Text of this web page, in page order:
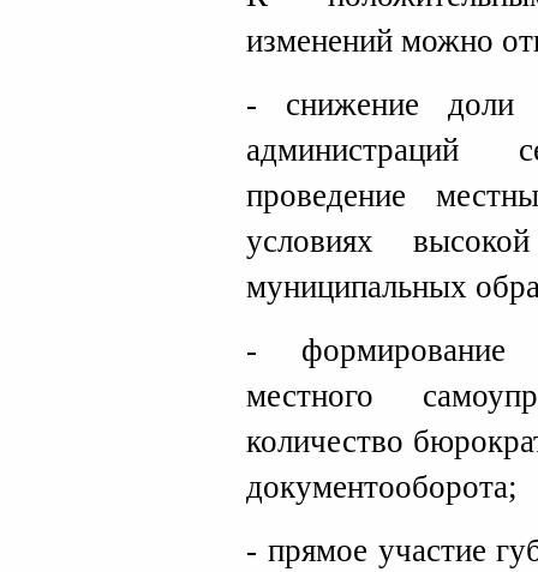
изменений можно
- снижение доли
администраций
проведение
условиях
муниципальных
- формирование
местного
количество
документооборота;
- прямое участие